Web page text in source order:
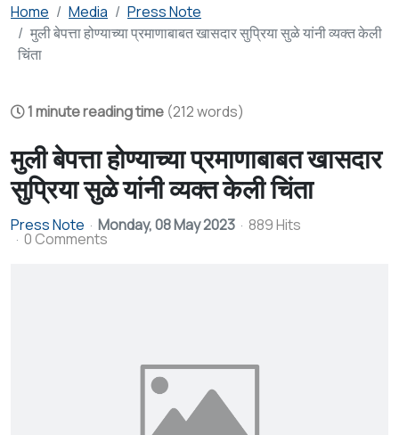
Home Media
Press Note
मुली बेपत्ता होण्याच्या प्रमाणाबाबत खासदार सुप्रिया सुळे यांनी व्यक्त केली
चिंता
1 minute reading time (212 words)
मुली बेपत्ता होण्याच्या प्रमाणाबाबत खासदार
सुप्रिया सुळे यांनी व्यक्त केली चिंता
Press Note Monday, 08 May 2023 889 Hits
0 Comments